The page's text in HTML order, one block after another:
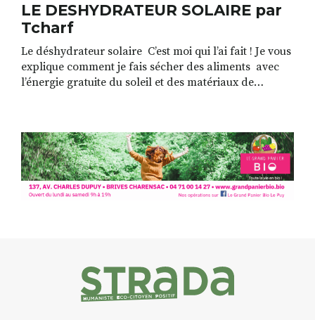
LE DESHYDRATEUR SOLAIRE par
Tcharf
Le déshydrateur solaire C’est moi qui l’ai fait ! Je vous
explique comment je fais sécher des aliments avec
l’énergie gratuite du soleil et des matériaux de
tisanes, des herbes aromatiques, les légumes, les
fruits, […]